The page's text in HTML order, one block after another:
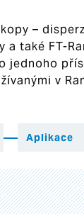
–
a také FT-
jednoho
v